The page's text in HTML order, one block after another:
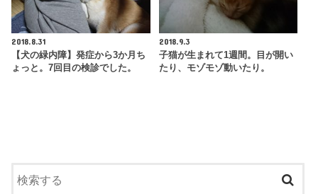
2018.8.31
【犬の緑内障】発症から3か月ち
ょっと。7回目の検診でした。
2018.9.3
子猫が生まれて1週間。目が開い
たり、モゾモゾ動いたり。